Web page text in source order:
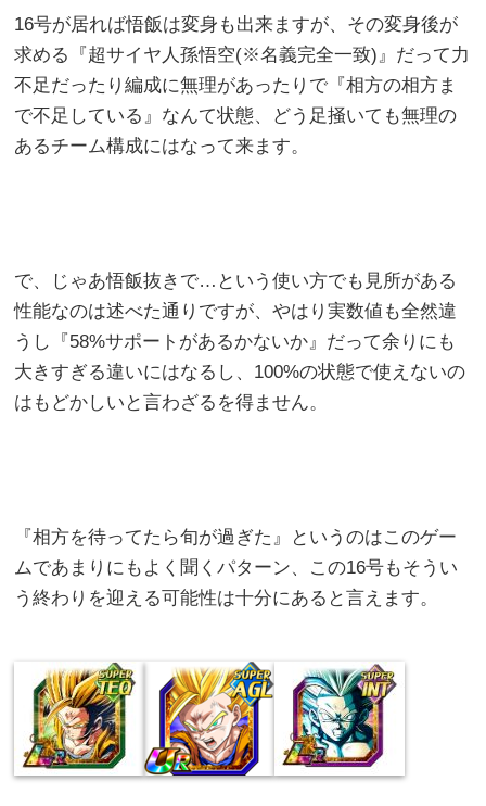
16号が居れば悟飯は変身も出来ますが、その変身後が
求める『超サイヤ人孫悟空(※名義完全一致)』だって力
不足だったり編成に無理があったりで『相方の相方ま
で不足している』なんて状態、どう足掻いても無理の
あるチーム構成にはなって来ます。
で、じゃあ悟飯抜きで…という使い方でも見所がある
性能なのは述べた通りですが、やはり実数値も全然違
うし『58%サポートがあるかないか』だって余りにも
大きすぎる違いにはなるし、100%の状態で使えないの
はもどかしいと言わざるを得ません。
『相方を待ってたら旬が過ぎた』というのはこのゲー
ムであまりにもよく聞くパターン、この16号もそうい
う終わりを迎える可能性は十分にあると言えます。